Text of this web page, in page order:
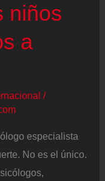
niños
a
/
especialista
No es el único.